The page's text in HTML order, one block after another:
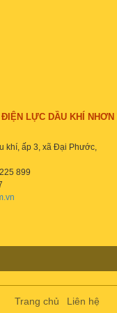
LỰC DẦU KHÍ NHƠN
khí, ấp 3, xã Đại Phước,
899
Trang chủ Liên hệ